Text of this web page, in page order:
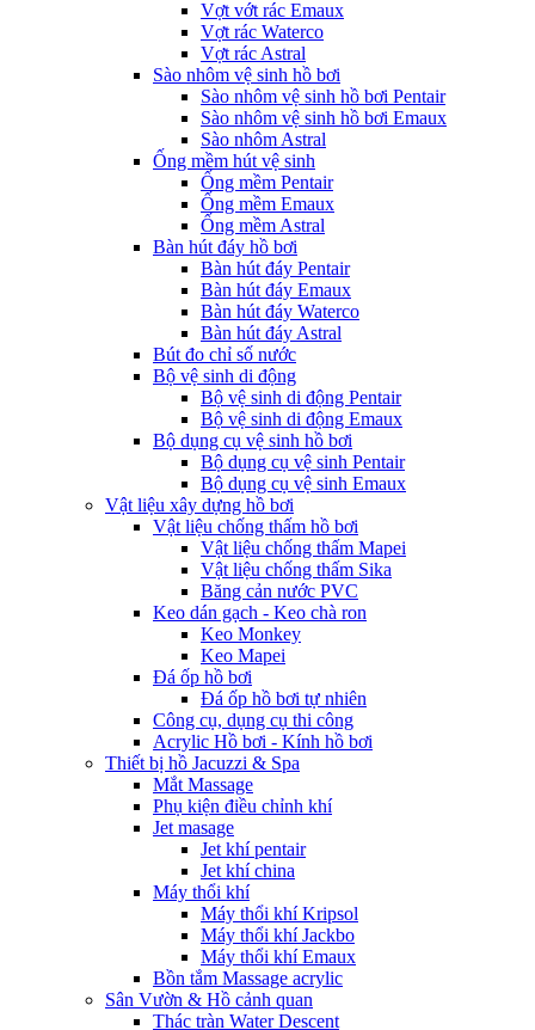
Vợt vớt rác Emaux
Vợt rác Waterco
Vợt rác Astral
Sào nhôm vệ sinh hồ bơi
Sào nhôm vệ sinh hồ bơi Pentair
Sào nhôm vệ sinh hồ bơi Emaux
Sào nhôm Astral
Ống mềm hút vệ sinh
Ống mềm Pentair
Ống mềm Emaux
Ống mềm Astral
Bàn hút đáy hồ bơi
Bàn hút đáy Pentair
Bàn hút đáy Emaux
Bàn hút đáy Waterco
Bàn hút đáy Astral
Bút đo chỉ số nước
Bộ vệ sinh di động
Bộ vệ sinh di động Pentair
Bộ vệ sinh di động Emaux
Bộ dụng cụ vệ sinh hồ bơi
Bộ dụng cụ vệ sinh Pentair
Bộ dụng cụ vệ sinh Emaux
Vật liệu xây dựng hồ bơi
Vật liệu chống thấm hồ bơi
Vật liệu chống thấm Mapei
Vật liệu chống thấm Sika
Băng cản nước PVC
Keo dán gạch - Keo chà ron
Keo Monkey
Keo Mapei
Đá ốp hồ bơi
Đá ốp hồ bơi tự nhiên
Công cụ, dụng cụ thi công
Acrylic Hồ bơi - Kính hồ bơi
Thiết bị hồ Jacuzzi & Spa
Mắt Massage
Phụ kiện điều chỉnh khí
Jet masage
Jet khí pentair
Jet khí china
Máy thổi khí
Máy thổi khí Kripsol
Máy thổi khí Jackbo
Máy thổi khí Emaux
Bồn tắm Massage acrylic
Sân Vườn & Hồ cảnh quan
Thác tràn Water Descent